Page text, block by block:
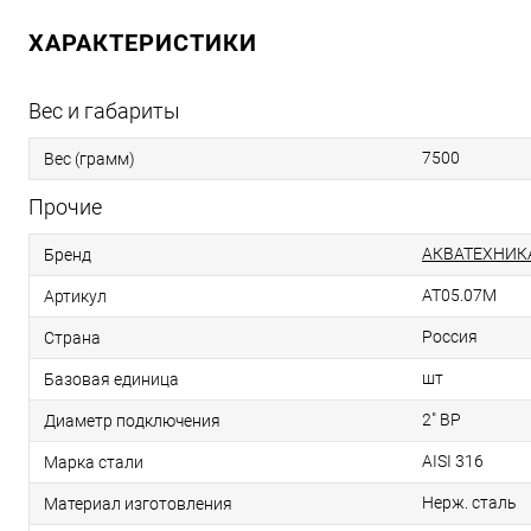
ХАРАКТЕРИСТИКИ
Вес и габариты
Вес (грамм) 7500
Прочие
Бренд
Артикул AT05.07M
Страна Россия
Базовая единица шт
Диаметр подключения 2" ВР
Марка стали AISI 316
Материал изготовления Нерж. сталь